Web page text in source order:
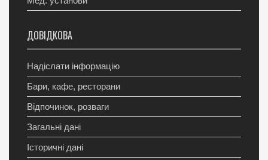
ДОВІДКОВА
Надіслати інформацію
Бари, кафе, ресторани
Відпочинок, розваги
Загальні дані
Історичні дані